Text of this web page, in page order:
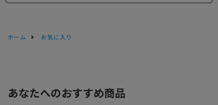
ホーム お気に入り